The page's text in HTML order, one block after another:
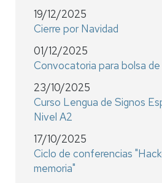
19/12/2025
Cierre por Navidad
01/12/2025
Convocatoria para bolsa
23/10/2025
Curso Lengua de Signos
Nivel A2
17/10/2025
Ciclo de conferencias
memoria"